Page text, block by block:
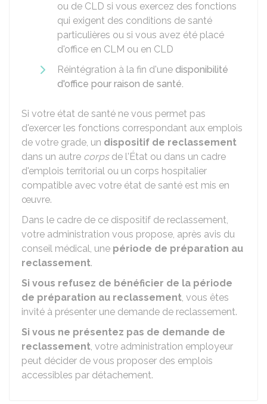
ou de CLD si vous exercez des fonctions
qui exigent des conditions de santé
particulières ou si vous avez été placé
d'office en CLM ou en CLD
Réintégration à la fin d'une disponibilité
d'office pour raison de santé.
Si votre état de santé ne vous permet pas
d'exercer les fonctions correspondant aux emplois
de votre grade, un dispositif de reclassement
dans un autre corpsde l'État ou dans un cadre
d'emplois territorial ou un corps hospitalier
compatible avec votre état de santé est mis en
œuvre.
Dans le cadre de ce dispositif de reclassement,
votre administration vous propose, après avis du
conseil médical, une période de préparation au
reclassement.
Si vous refusez de bénéficier de la période
de préparation au reclassement, vous êtes
invité à présenter une demande de reclassement.
Si vous ne présentez pas de demande de
reclassement, votre administration employeur
peut décider de vous proposer des emplois
accessibles par détachement.